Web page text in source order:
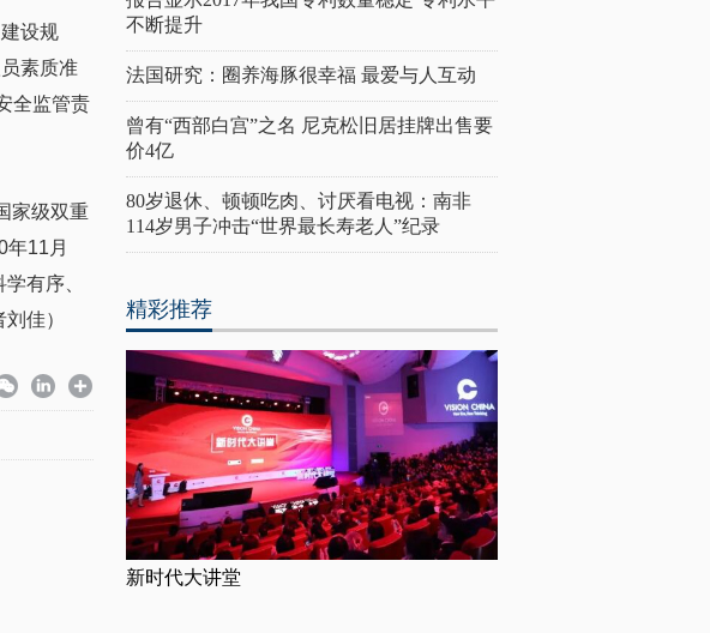
设规
素质准
全监管责
家级双重
11月
有序、
佳）
不断提升
法国研究：圈养海豚很幸福 最爱与人互动
曾有“西部白宫”之名 尼克松旧居挂牌出售要
价4亿
80岁退休、顿顿吃肉、讨厌看电视：南非
114岁男子冲击“世界最长寿老人”纪录
精彩推荐
新时代大讲堂